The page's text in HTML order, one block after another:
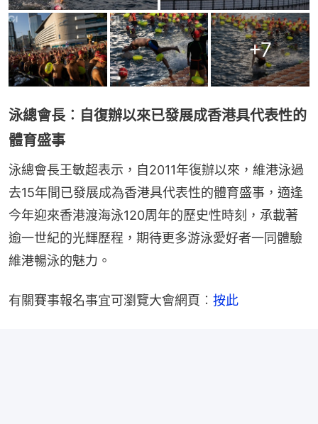
+7
泳總會長︰自復辦以來已發展成香港具代表性的
體育盛事
泳總會長王敏超表示，自2011年復辦以來，維港泳過
去15年間已發展成為香港具代表性的體育盛事，適逢
今年迎來香港渡海泳120周年的歷史性時刻，承載著
逾一世紀的光輝歷程，期待更多游泳愛好者一同體驗
維港暢泳的魅力。
有關賽事報名事宜可瀏覽大會網頁︰ 按此